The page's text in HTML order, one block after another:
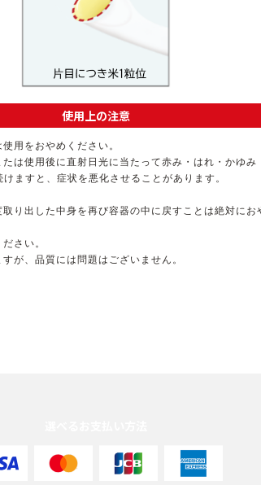
使用上の注意
用をおやめください。
は使用後に直射日光に当たって赤み・はれ・かゆ
ますと、症状を悪化させることがあります。
り出した中身を再び容器の中に戻すことは絶対にお
さい。
が、品質には問題はございません。